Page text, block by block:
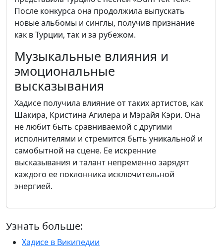
После конкурса она продолжила выпускать
новые альбомы и синглы, получив признание
как в Турции, так и за рубежом.
Музыкальные влияния и
эмоциональные
высказывания
Хадисе получила влияние от таких артистов, как
Шакира, Кристина Агилера и Мэрайя Кэри. Она
не любит быть сравниваемой с другими
исполнителями и стремится быть уникальной и
самобытной на сцене. Ее искренние
высказывания и талант непременно зарядят
каждого ее поклонника исключительной
энергией.
Узнать больше:
Хадисе в Википедии